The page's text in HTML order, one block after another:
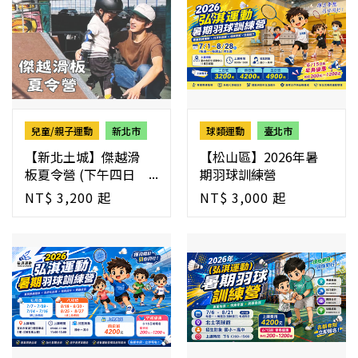
兒童/親子運動 新北市
【新北土城】傑越滑
板夏令營 (下午四日
班)
NT$ 3,200 起
球類運動 臺北市
【松山區】2026年暑
期羽球訓練營
NT$ 3,000 起